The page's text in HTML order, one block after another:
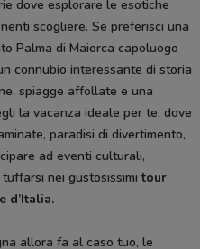
dove esplorare le esotiche
scogliere. Se preferisci una
Palma di Maiorca capoluogo
connubio interessante di storia
spiagge affollate e una
la vacanza ideale per te, dove
paradisi di divertimento,
ad eventi culturali,
nei gustosissimitour
d’Italia.
allora fa al caso tuo, le